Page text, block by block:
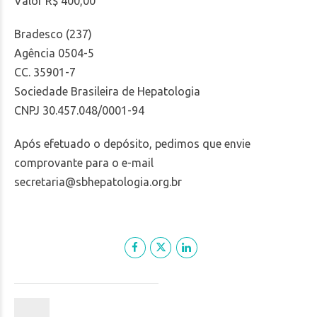
Bradesco (237)
Agência 0504-5
CC. 35901-7
Sociedade Brasileira de Hepatologia
CNPJ 30.457.048/0001-94
Após efetuado o depósito, pedimos que envie
comprovante para o e-mail
secretaria@sbhepatologia.org.br